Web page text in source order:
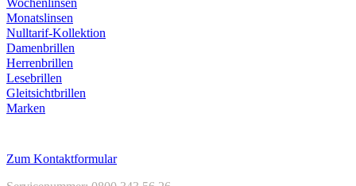
Wochenlinsen
Monatslinsen
Nulltarif-Kollektion
Damenbrillen
Herrenbrillen
Lesebrillen
Gleitsichtbrillen
Marken
Zum Kontaktformular